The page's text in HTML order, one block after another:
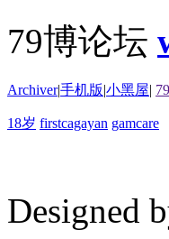
79博论坛
Archiver|手机版|小黑屋|
18岁 firstcagayan gamcare
Designed